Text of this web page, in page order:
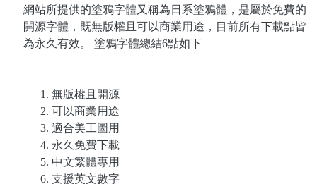
網站所提供的塗鴉字體又稱為日系塗鴉體，是屬於免費的
開源字體，既無版權且可以商業用途，目前所有下載點皆
為永久有效。 塗鴉字體總結6點如下
無版權且開源
可以商業用途
適合美工圖用
永久免費下載
中文繁體專用
支援英文數字